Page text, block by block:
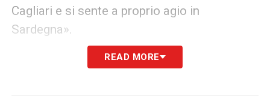
Cagliari e si sente a proprio agio in
Sardegna».
Hanno una partita stasera, ma
relativi a un suo possibile trasferimento. Il
READ MORE